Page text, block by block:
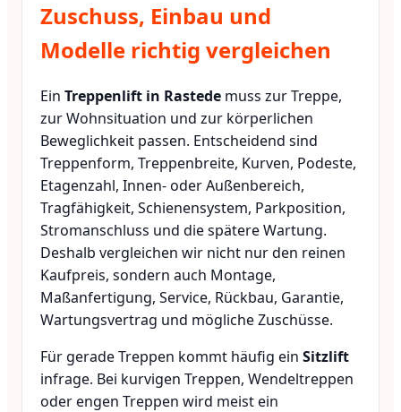
Zuschuss, Einbau und
Modelle richtig vergleichen
Ein Treppenlift in Rastede muss zur Treppe,
zur Wohnsituation und zur körperlichen
Beweglichkeit passen. Entscheidend sind
Treppenform, Treppenbreite, Kurven, Podeste,
Etagenzahl, Innen- oder Außenbereich,
Tragfähigkeit, Schienensystem, Parkposition,
Stromanschluss und die spätere Wartung.
Deshalb vergleichen wir nicht nur den reinen
Kaufpreis, sondern auch Montage,
Maßanfertigung, Service, Rückbau, Garantie,
Wartungsvertrag und mögliche Zuschüsse.
Für gerade Treppen kommt häufig ein Sitzlift
infrage. Bei kurvigen Treppen, Wendeltreppen
oder engen Treppen wird meist ein